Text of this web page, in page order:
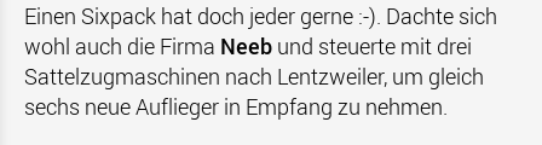
Einen Sixpack hat doch jeder gerne :-). Dachte sich
wohl auch die Firma Neeb und steuerte mit drei
Sattelzugmaschinen nach Lentzweiler, um gleich
sechs neue Auflieger in Empfang zu nehmen.